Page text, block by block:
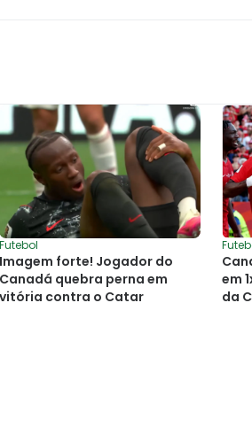
Futebol
Imagem forte! Jogador do
Canadá quebra perna em
vitória contra o Catar
em
da